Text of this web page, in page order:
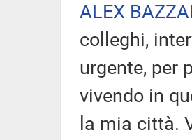
ALEX
colleghi,
urgente, per
vivendo in
la mia città.